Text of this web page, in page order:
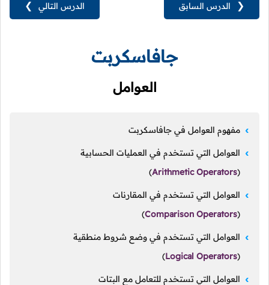
الدرس التالي ❯ ❮ الدرس السابق
جافاسكربت
العوامل
مفهوم العوامل في جافاسكربت
العوامل التي تستخدم في العمليات الحسابية
(
Arithmetic Operators
)
العوامل التي تستخدم في المقارنات
(
Comparison Operators
)
العوامل التي تستخدم في وضع شروط منطقية
(
Logical Operators
)
العوامل التي تستخدم للتعامل مع البتات